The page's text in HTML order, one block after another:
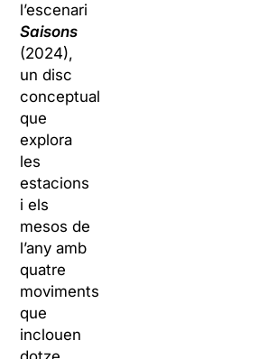
l’escenari
Saisons
(2024),
un disc
conceptual
que
explora
les
estacions
i els
mesos de
l’any amb
quatre
moviments
que
inclouen